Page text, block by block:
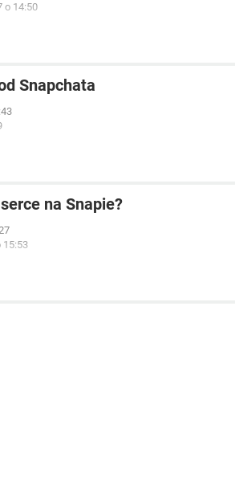
o 14:50
Snapchata
na Snapie?
15:53